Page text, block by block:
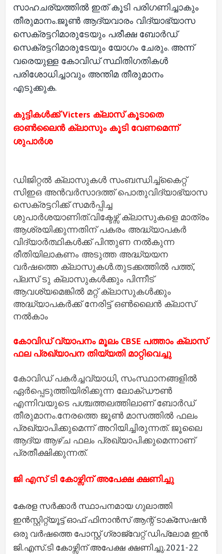
സാഹചര്യത്തിൽ ഇത് കൂടി പരിഗണിച്ചാകും
തീരുമാനം.ജൂൺ ആദ്യവാരം വിദ്യാഭ്യാസ
സെക്രട്ടറിമാരുടേയും പരീക്ഷ ബോർഡ്
സെക്രട്ടറിമാരുടേയും യോഗം ചേരും. അന്ന്
വരെയുള്ള കോവിഡ് സ്ഥിതിഗതികൾ
പരിശോധിച്ചാവും അന്തിമ തീരുമാനം
എടുക്കുക.
കുട്ടികൾക്ക് Victers ക്ലാസ് കൂടാതെ
ഓൺലൈൻ ക്ലാസും കൂടി വേണമെന്ന്
ശുപാർശ
ഡിജിറ്റൽ ക്ലാസുകൾ സംബന്ധിച്ച്കൈറ്റ്
സിഇഒ അൻവർസാദത്ത് പൊതുവിദ്യാഭ്യാസ
സെക്രട്ടറിക്ക് സമർപ്പിച്ച
ശുപാർശയാണിത്.വിക്ടേഴ്സ് ക്ലാസുകളെ മാത്രം
ആശ്രയിക്കുന്നതിന് പകരം അദ്ധ്യാപകർ
വിദ്യാർത്ഥികൾക്ക് പിന്തുണ നൽകുന്ന
രീതിയിലാകണം അടുത്ത അദ്ധ്യയന
വർഷത്തെ ക്ലാസുകൾ.തുടക്കത്തിൽ പത്ത്,
പ്ലസ് ടു ക്ലാസുകൾക്കും പിന്നീട്
ആവശ്യമെങ്കിൽ മറ്റ് ക്ലാസുകൾക്കും
അദ്ധ്യാപകർക്ക് നേരിട്ട് ഒൺലൈൻ ക്ലാസ്
നൽകാം
കോവിഡ് വ്യാപനം മൂലം CBSE പത്താം ക്ലാസ്
ഫല പ്രഖ്യാപന തിയ്യതി മാറ്റിവെച്ചു
കോവിഡ് പകര്‍ച്ചവ്യാധി, സംസ്ഥാനങ്ങളില്‍
ഏര്‍പ്പെടുത്തിയിരിക്കുന്ന ലോക്ഡൗണ്‍
എന്നിവയുടെ പശ്ചത്തലത്തിലാണ് ബോര്‍ഡ്
തീരുമാനം.നേരത്തെ ജൂണ്‍ മാസത്തില്‍ ഫലം
പ്രഖ്യാപിക്കുമെന്ന് അറിയിച്ചിരുന്നത്. ജൂലൈ
ആദ്യ ആഴ്ച ഫലം പ്രഖ്യാപിക്കുമെന്നാണ്
പ്രതീക്ഷിക്കുന്നത്.
ജി എസ് ടി കോഴ്സിന് അപേക്ഷ ക്ഷണിച്ചു
കേരള സർക്കാർ സ്ഥാപനമായ ഗുലാത്തി
ഇൻസ്റ്റിറ്റ്യൂട്ട് ഓഫ് ഫിനാൻസ് ആന്റ് ടാക്സേഷൻ
ഒരു വർഷത്തെ പോസ്റ്റ് ഗ്രാജ്വേറ്റ് ഡിപ്ലോമ ഇൻ
ജി.എസ്.ടി കോഴ്സിന് അപേക്ഷ ക്ഷണിച്ചു.2021-22